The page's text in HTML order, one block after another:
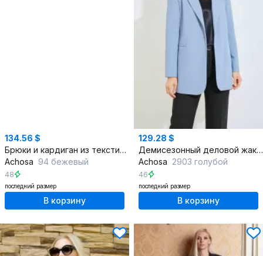
134.56 $
Брюки и кардиган из текстиля бежевый летний стиль на каждый день
Achosa 94 бежевый
48
последний размер
В корзину
129.28 $
Демисезонный деловой жакет из текстиля голубой
Achosa 2903 голубой
46
последний размер
В корзину